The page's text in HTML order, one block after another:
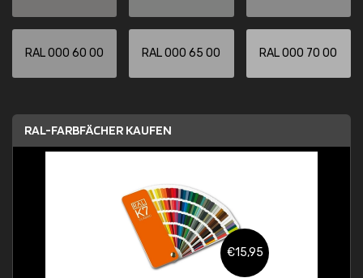
RAL 000 60 00 RAL 000 65 00 RAL 000 70 00
RAL-FARBFÄCHER KAUFEN
€15,95